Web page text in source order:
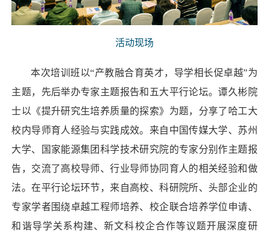
活动现场
本次培训班以“产教融合育英才，导学相长促卓越”为
主题，先后举办专家主题报告和五大平行论坛。谭久彬院
士以《提升研究生培养质量的探索》为题，分享了哈工大
校内导师育人经验与实践成效。来自中国传媒大学、苏州
大学、国家能源集团科学技术研究院的专家分别作主题报
告，交流了高校导师、行业导师协同育人的相关经验和做
法。在平行论坛环节，来自高校、科研院所、头部企业的
专家学者围绕卓越工程师培养、校企联合培养学位申请、
和谐导学关系构建、新文科校企合作等议题开展深度研